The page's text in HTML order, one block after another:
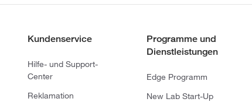
Kundenservice
Hilfe- und Support-
Center
Reklamation
Programme und
Dienstleistungen
Edge Programm
New Lab Start-Up